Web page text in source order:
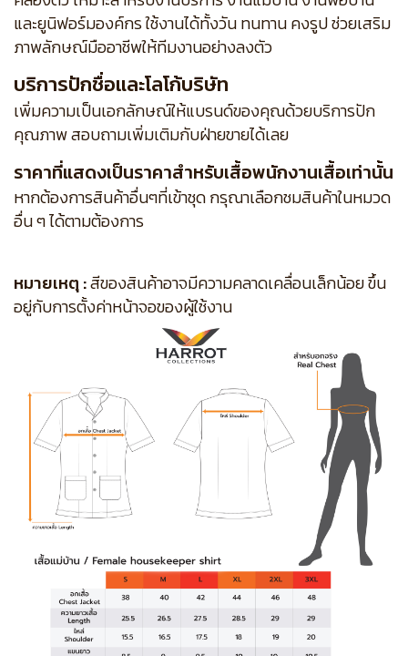
และยูนิฟอร์มองค์กร ใช้งานได้ทั้งวัน ทนทาน คงรูป ช่วยเสริม
ภาพลักษณ์มืออาชีพให้ทีมงานอย่างลงตัว
บริการปักชื่อและโลโก้บริษัท
เพิ่มความเป็นเอกลักษณ์ให้แบรนด์ของคุณด้วยบริการปัก
คุณภาพ สอบถามเพิ่มเติมกับฝ่ายขายได้เลย
ราคาที่แสดงเป็นราคาสำหรับเสื้อพนักงานเสื้อเท่านั้น
หากต้องการสินค้าอื่นๆที่เข้าชุด กรุณาเลือกชมสินค้าในหมวด
อื่น ๆ ได้ตามต้องการ
หมายเหตุ :สีของสินค้าอาจมีความคลาดเคลื่อนเล็กน้อย ขึ้น
อยู่กับการตั้งค่าหน้าจอของผู้ใช้งาน